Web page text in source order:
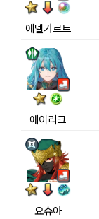
에델가르트
에이리크
요슈아